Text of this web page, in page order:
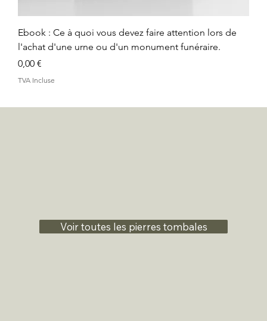
Ebook : Ce à quoi vous devez faire attention lors de
l'achat d'une urne ou d'un monument funéraire.
Prix
0,00 €
TVA Incluse
Voir toutes les pierres tombales